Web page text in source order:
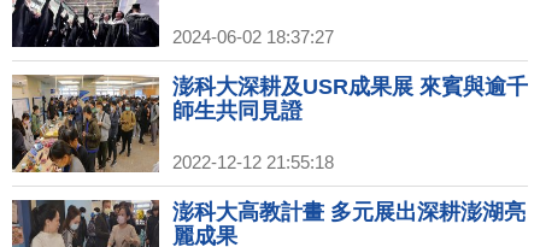
2024-06-02 18:37:27
澎科大深耕及USR成果展 來賓與逾千
師生共同見證
2022-12-12 21:55:18
澎科大高教計畫 多元展出深耕澎湖亮
麗成果